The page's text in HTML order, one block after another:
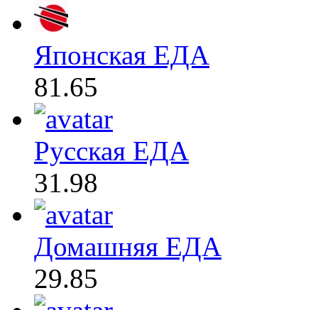
Японская ЕДА
81.65
Русская ЕДА
31.98
Домашняя ЕДА
29.85